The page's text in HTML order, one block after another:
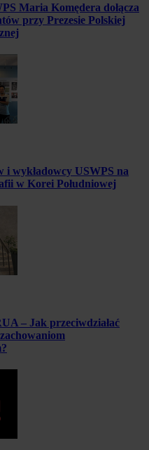
Maria Komędera dołącza
przy Prezesie Polskiej
i wykładowcy USWPS na
w Korei Południowej
– Jak przeciwdziałać